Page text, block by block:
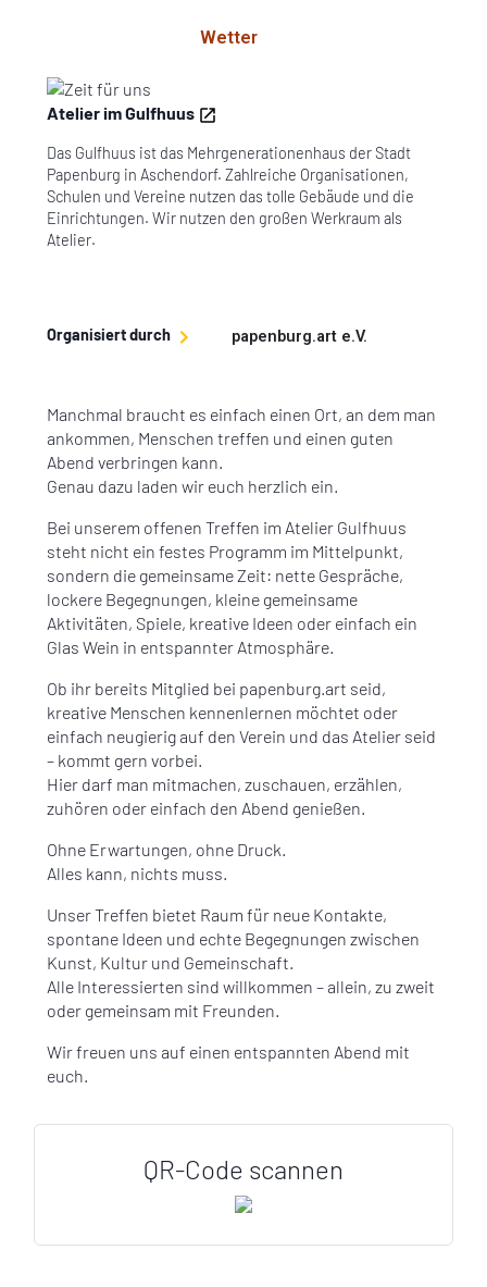
Wetter
Atelier im Gulfhuus
Das Gulfhuus ist das Mehrgenerationenhaus der Stadt
Papenburg in Aschendorf. Zahlreiche Organisationen,
Schulen und Vereine nutzen das tolle Gebäude und die
Einrichtungen. Wir nutzen den großen Werkraum als
Atelier.
Organisiert durch papenburg.art e.V.
Manchmal braucht es einfach einen Ort, an dem man
ankommen, Menschen treffen und einen guten
Abend verbringen kann.
Genau dazu laden wir euch herzlich ein.
Bei unserem offenen Treffen im Atelier Gulfhuus
steht nicht ein festes Programm im Mittelpunkt,
sondern die gemeinsame Zeit: nette Gespräche,
lockere Begegnungen, kleine gemeinsame
Aktivitäten, Spiele, kreative Ideen oder einfach ein
Glas Wein in entspannter Atmosphäre.
Ob ihr bereits Mitglied bei papenburg.art seid,
kreative Menschen kennenlernen möchtet oder
einfach neugierig auf den Verein und das Atelier seid
– kommt gern vorbei.
Hier darf man mitmachen, zuschauen, erzählen,
zuhören oder einfach den Abend genießen.
Ohne Erwartungen, ohne Druck.
Alles kann, nichts muss.
Unser Treffen bietet Raum für neue Kontakte,
spontane Ideen und echte Begegnungen zwischen
Kunst, Kultur und Gemeinschaft.
Alle Interessierten sind willkommen – allein, zu zweit
oder gemeinsam mit Freunden.
Wir freuen uns auf einen entspannten Abend mit
euch.
QR-Code scannen